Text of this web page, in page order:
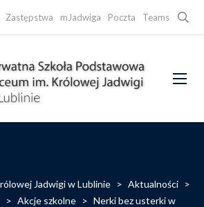
Zastępstwa mJadwiga Poczta Teams
Jadwigi w Lublinie > Aktualności >
> Akcje szkolne > Nerki bez usterki w